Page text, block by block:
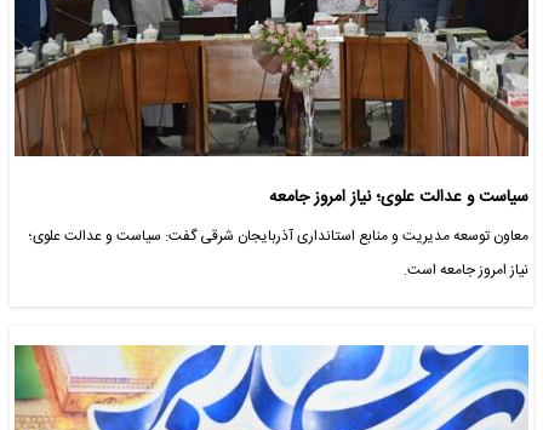
سیاست و عدالت علوی؛ نیاز امروز جامعه
معاون توسعه مدیریت و منابع استانداری آذربایجان شرقی گفت: سیاست و عدالت علوی؛
نیاز امروز جامعه است.